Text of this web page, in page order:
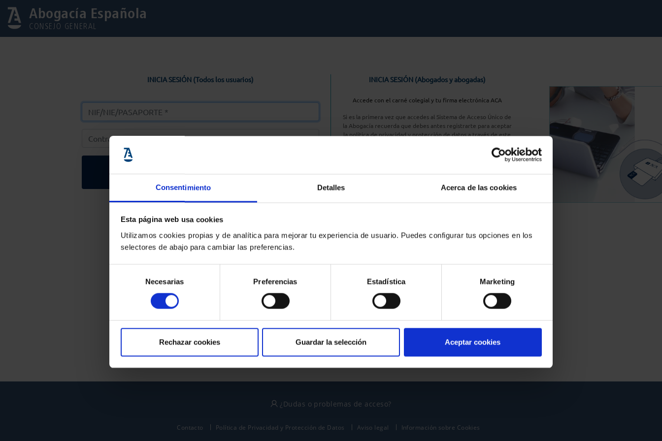
Consentimiento Detalles Acerca de las cookies
Esta página web usa cookies
Utilizamos cookies propias y de analítica para mejorar tu experiencia de usuario. Puedes configurar tus opciones en los
selectores de abajo para cambiar las preferencias.
consentimiento
Necesarias Preferencias Estadística Marketing
Rechazar cookies Guardar la selección Aceptar cookies
Abogacía Española
CONSEJO GENERAL
INICIA SESIÓN (Todos los usuarios)
Entrar
Solicitar Contraseña
INICIA SESIÓN (Abogados y abogadas)
Accede con el carné colegial y tu firma electrónica ACA
Si es la primera vez que accedes al Sistema de Acceso Único de
la Abogacía recuerda que debes antes registrarte para aceptar
la política de privacidad y protección de datos a través de este
Entrar con ACA Plus
¿No tienes cuenta?
política de privacidad
y términos del servicio
¿Dudas o problemas de acceso?
Contacto Política de Privacidad y Protección de Datos Aviso legal Información sobre Cookies